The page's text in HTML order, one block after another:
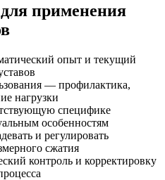
применения
опыт и текущий
— профилактика,
нагрузки
специфике
особенностям
и регулировать
сжатия
контроль и корректировку